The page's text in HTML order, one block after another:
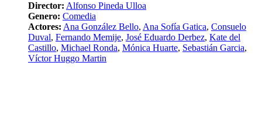
Director: Alfonso Pineda Ulloa
Genero: Comedia
Actores: Ana González Bello, Ana Sofía Gatica, Consuelo
Duval, Fernando Memije, José Eduardo Derbez, Kate del
Castillo, Michael Ronda, Mónica Huarte, Sebastián Garcia,
Víctor Huggo Martin